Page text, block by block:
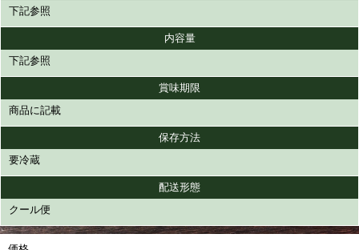
下記参照
内容量
下記参照
賞味期限
商品に記載
保存方法
要冷蔵
配送形態
クール便